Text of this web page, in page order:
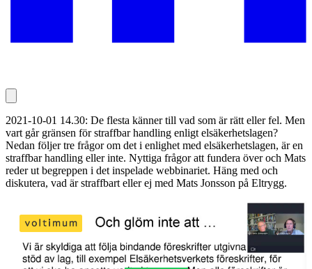
2021-10-01 14.30: De flesta känner till vad som är rätt eller fel. Men
vart går gränsen för straffbar handling enligt elsäkerhetslagen?
Nedan följer tre frågor om det i enlighet med elsäkerhetslagen, är en
straffbar handling eller inte. Nyttiga frågor att fundera över och Mats
reder ut begreppen i det inspelade webbinariet. Häng med och
diskutera, vad är straffbart eller ej med Mats Jonsson på Eltrygg.